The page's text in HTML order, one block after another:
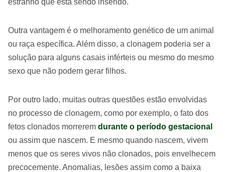
Outra vantagem é o melhoramento genético de um animal
ou raça específica. Além disso, a clonagem poderia ser a
solução para alguns casais inférteis ou mesmo do mesmo
sexo que não podem gerar filhos.
Por outro lado, muitas outras questões estão envolvidas
no processo de clonagem, como por exemplo, o fato dos
fetos clonados morrerem durante o período gestacional
ou assim que nascem. E mesmo quando nascem, vivem
menos que os seres vivos não clonados, pois envelhecem
precocemente. Anomalias, lesões assim como a baixa